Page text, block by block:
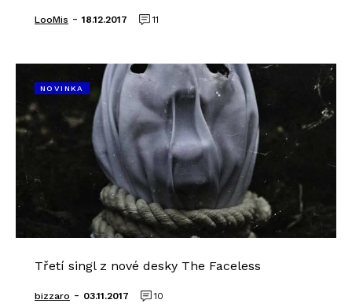
LooMis - 18.12.2017 11
NOVINKA
Třetí singl z nové desky The Faceless
bizzaro - 03.11.2017 10